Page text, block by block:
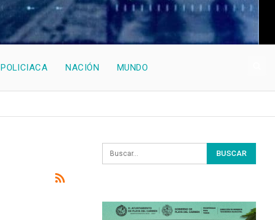
POLICIACA NACIÓN MUNDO